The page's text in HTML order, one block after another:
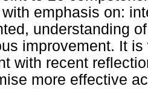
with emphasis on:
understanding
improvement. It
with recent
more effective